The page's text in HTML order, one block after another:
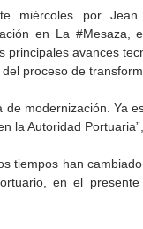
miércoles por
en La #Mesaza,
principales avances
proceso de
de modernización. Ya
la Autoridad
tiempos han
en el